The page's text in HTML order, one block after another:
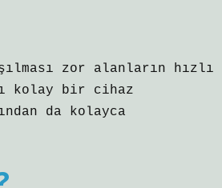
zor alanların hızlı
kolay bir cihaz
da kolayca